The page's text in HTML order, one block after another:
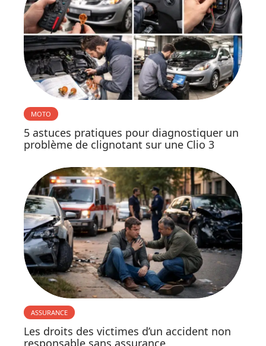
MOTO
5 astuces pratiques pour diagnostiquer un
problème de clignotant sur une Clio 3
ASSURANCE
Les droits des victimes d’un accident non
responsable sans assurance